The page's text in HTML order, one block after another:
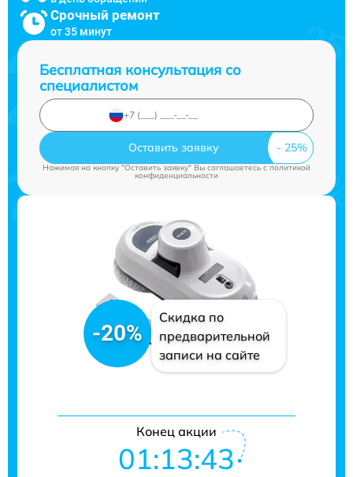
Срочный ремонт
от 35 минут
Бесплатная консультация со
специалистом
Оставить заявку
Нажимая на кнопку "Оставить заявку" Вы соглашаетесь cполитикой
конфиденциальности
-20%
Скидка по
предварительной
записи на сайте
Конец акции
01:13:42